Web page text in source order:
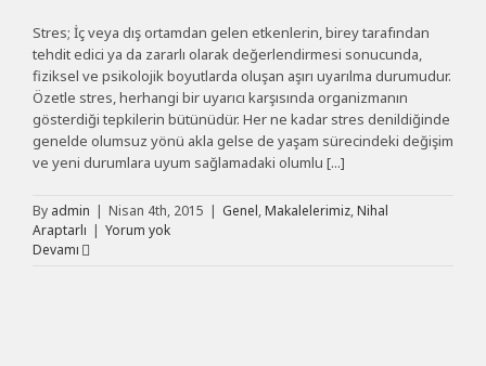
Stres; İç veya dış ortamdan gelen etkenlerin, birey tarafından
tehdit edici ya da zararlı olarak değerlendirmesi sonucunda,
fiziksel ve psikolojik boyutlarda oluşan aşırı uyarılma durumudur.
Özetle stres, herhangi bir uyarıcı karşısında organizmanın
gösterdiği tepkilerin bütünüdür. Her ne kadar stres denildiğinde
genelde olumsuz yönü akla gelse de yaşam sürecindeki değişim
ve yeni durumlara uyum sağlamadaki olumlu [...]
By admin | Nisan 4th, 2015 | Genel,Makalelerimiz,Nihal
Araptarlı | Yorum yok
Devamı